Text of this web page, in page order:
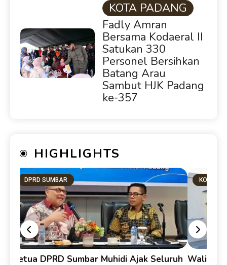
KOTA PADANG
Fadly Amran
Bersama Kodaeral II
Satukan 330
Personel Bersihkan
Batang Arau
Sambut HJK Padang
ke-357
HIGHLIGHTS
DPRD SUMBAR
Ketua DPRD Sumbar Muhidi Ajak Seluruh
KOTA
Walikota